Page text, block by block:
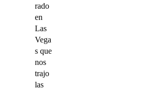
rado
en
Las
Vega
s que
nos
trajo
las